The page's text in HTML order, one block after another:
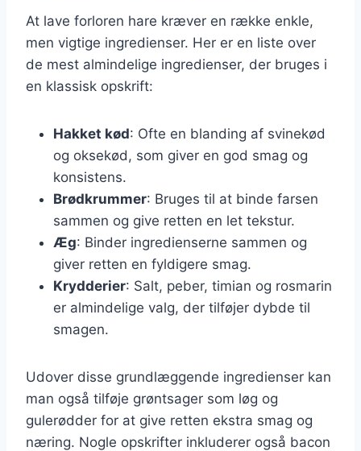
At lave forloren hare kræver en række enkle,
men vigtige ingredienser. Her er en liste over
de mest almindelige ingredienser, der bruges i
en klassisk opskrift:
Hakket kød: Ofte en blanding af svinekød
og oksekød, som giver en god smag og
konsistens.
Brødkrummer: Bruges til at binde farsen
sammen og give retten en let tekstur.
Æg: Binder ingredienserne sammen og
giver retten en fyldigere smag.
Krydderier: Salt, peber, timian og rosmarin
er almindelige valg, der tilføjer dybde til
smagen.
Udover disse grundlæggende ingredienser kan
man også tilføje grøntsager som løg og
gulerødder for at give retten ekstra smag og
næring. Nogle opskrifter inkluderer også bacon